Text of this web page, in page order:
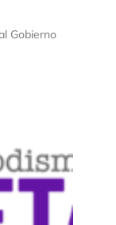
Gobierno